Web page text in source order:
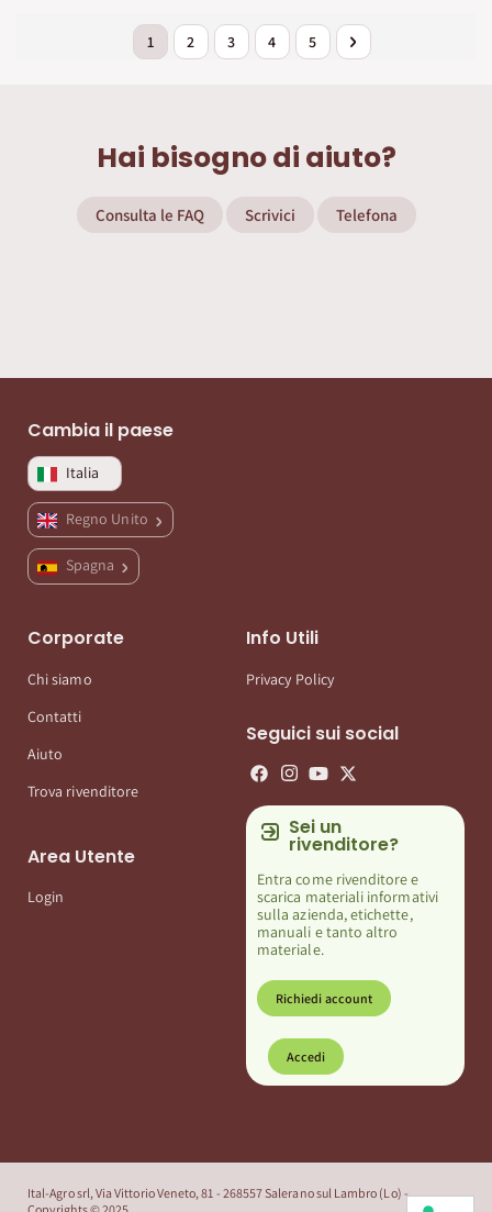
PaginaAttualmente stai leggendo la pagina
1 Pagina
2 Pagina
3 Pagina
4 Pagina
5 Pagina
Successivo
Hai bisogno di aiuto?
Consulta le FAQ Scrivici Telefona
Cambia il paese
Italia
Regno Unito
Spagna
Corporate
Chi siamo
Contatti
Aiuto
Trova rivenditore
Area Utente
Login
Info Utili
Privacy Policy
Seguici sui social
Sei un
rivenditore?
Entra come rivenditore e
scarica materiali informativi
sulla azienda, etichette,
manuali e tanto altro
materiale.
Richiedi account
Accedi
Ital-Agro srl, Via Vittorio Veneto, 81 - 268557 Salerano sul Lambro (Lo) -